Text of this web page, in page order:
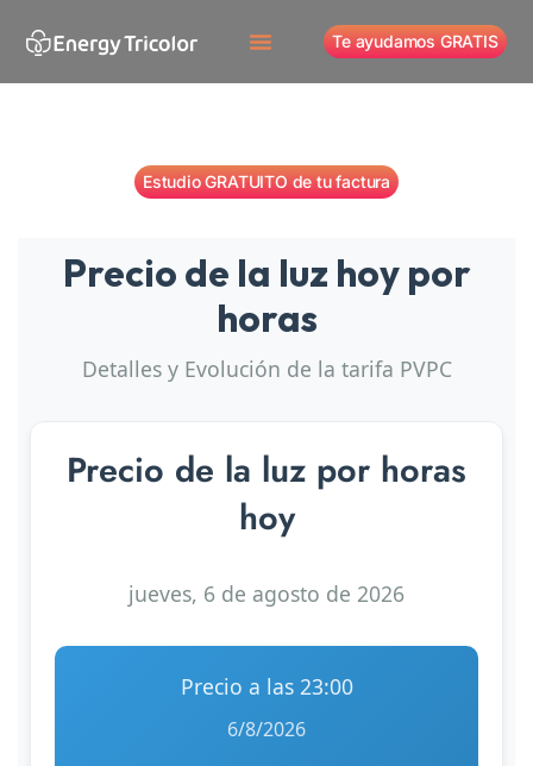
Te ayudamos GRATIS
Estudio GRATUITO de tu factura
Precio de la luz hoy por
horas
Detalles y Evolución de la tarifa PVPC
Precio de la luz por horas
hoy
jueves, 6 de agosto de 2026
Precio a las 23:00
6/8/2026